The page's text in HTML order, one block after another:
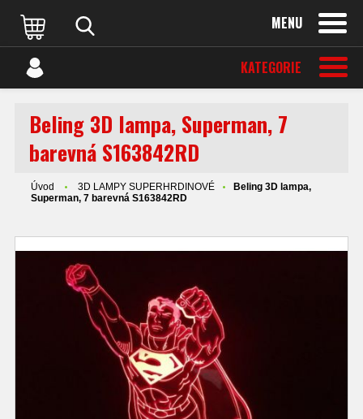
MENU
KATEGORIE
Beling 3D lampa, Superman, 7
barevná S163842RD
Úvod 3D LAMPY SUPERHRDINOVÉ
Beling 3D lampa,
Superman, 7 barevná S163842RD